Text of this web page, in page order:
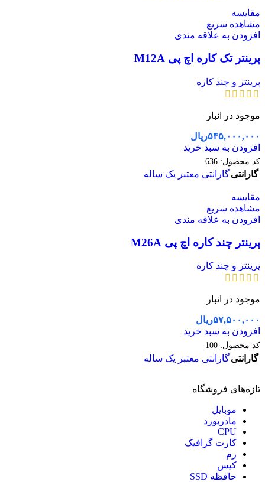
مقایسه
مشاهده سریع
افزودن به علاقه مندی
پرینتر تک کاره اچ پی M12A
پرینتر و چند کاره
موجود در انبار
۵۴۵,۰۰۰,۰۰۰ریال
افزودن به سبد خرید
کد محصول: 636
گارانتیگارانتی معتبر یک ساله
مقایسه
مشاهده سریع
افزودن به علاقه مندی
پرینتر چند کاره اچ پی M26A
پرینتر و چند کاره
موجود در انبار
۵۷,۵۰۰,۰۰۰ریال
افزودن به سبد خرید
کد محصول: 100
گارانتیگارانتی معتبر یک ساله
تازه‌های فروشگاه
موبایل
مادربورد
CPU
کارت گرافیک
رم
کیس
حافظه SSD